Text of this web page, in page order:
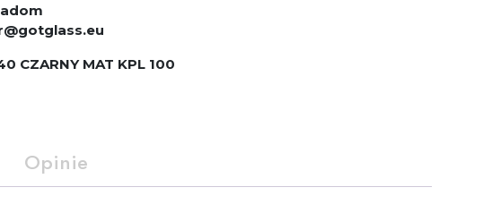
CZARNY MAT KPL 100
Opinie